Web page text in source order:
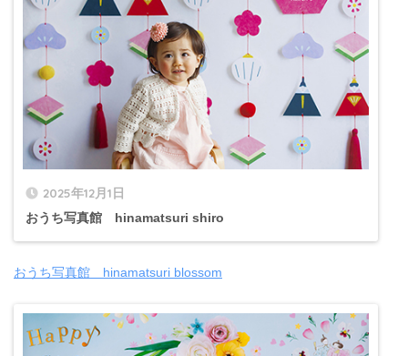
2025年12月1日
おうち写真館 hinamatsuri shiro
おうち写真館 hinamatsuri blossom